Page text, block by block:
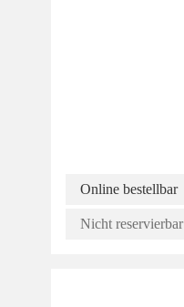
Online bestellbar
Nicht reservierbar